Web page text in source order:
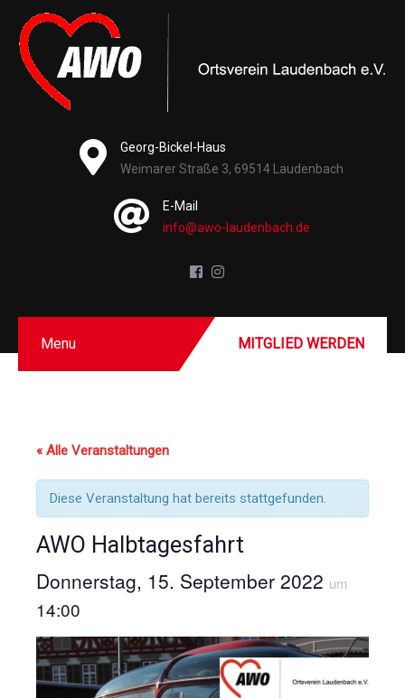
Georg-Bickel-Haus
Weimarer Straße 3, 69514 Laudenbach
E-Mail
info@awo-laudenbach.de
Menu MITGLIED WERDEN
« Alle Veranstaltungen
Diese Veranstaltung hat bereits stattgefunden.
AWO Halbtagesfahrt
Donnerstag, 15. September 2022 um
14:00